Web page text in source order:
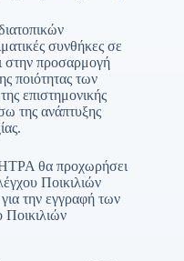
συνθήκες σε
στην προσαρμογή
ποιότητας των
επιστημονικής
της ανάπτυξης
θα προχωρήσει
Ποικιλιών
την εγγραφή των
Ποικιλιών